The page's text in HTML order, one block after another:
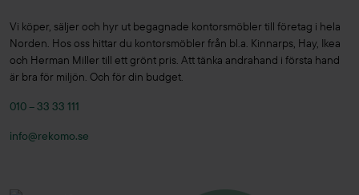
Vi köper, säljer och hyr ut begagnade kontorsmöbler till företag i hela
Norden. Hos oss hittar du kontorsmöbler från bl.a. Kinnarps, Hay, Ikea
och Herman Miller till ett grönt pris. Att tänka andrahand i första hand
är bra för miljön. Och för din budget.
010 – 33 33 111
info@rekomo.se